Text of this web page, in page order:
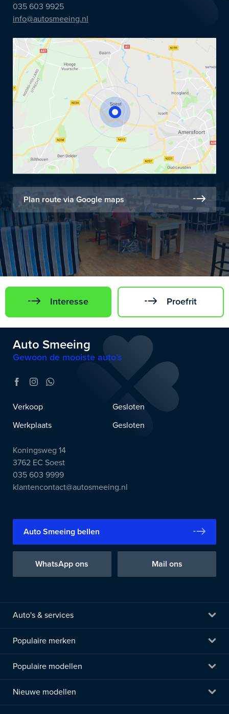
035 603 9925
info@autosmeeing.nl
Plan route via Google maps
Interesse Proefrit
Auto Smeeing
Gewoon de mooiste auto’s
Verkoop
Gesloten
Werkplaats
Gesloten
Koningsweg 14
3762 EC Soest
035 603 9999
klantencontact@autosmeeing.nl
Auto Smeeing bellen
WhatsApp ons Mail ons
Auto's & services
Populaire merken
Populaire modellen
Nieuwe modellen